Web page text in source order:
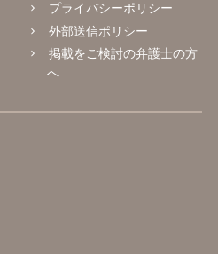
プライバシーポリシー
外部送信ポリシー
掲載をご検討の弁護士の方
へ